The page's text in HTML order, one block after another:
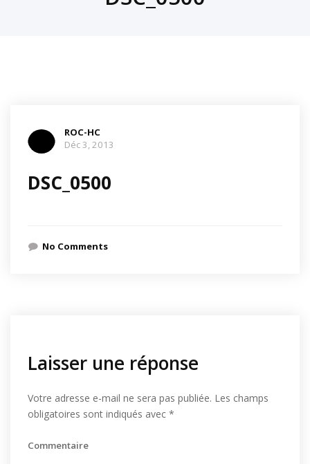
ROC-HC
Déc 3, 2013
DSC_0500
No Comments
Laisser une réponse
Votre adresse e-mail ne sera pas publiée. Les champs
obligatoires sont indiqués avec *
Commentaire